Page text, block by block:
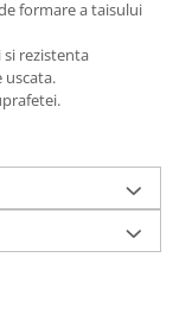
formare a taisului
rezistenta